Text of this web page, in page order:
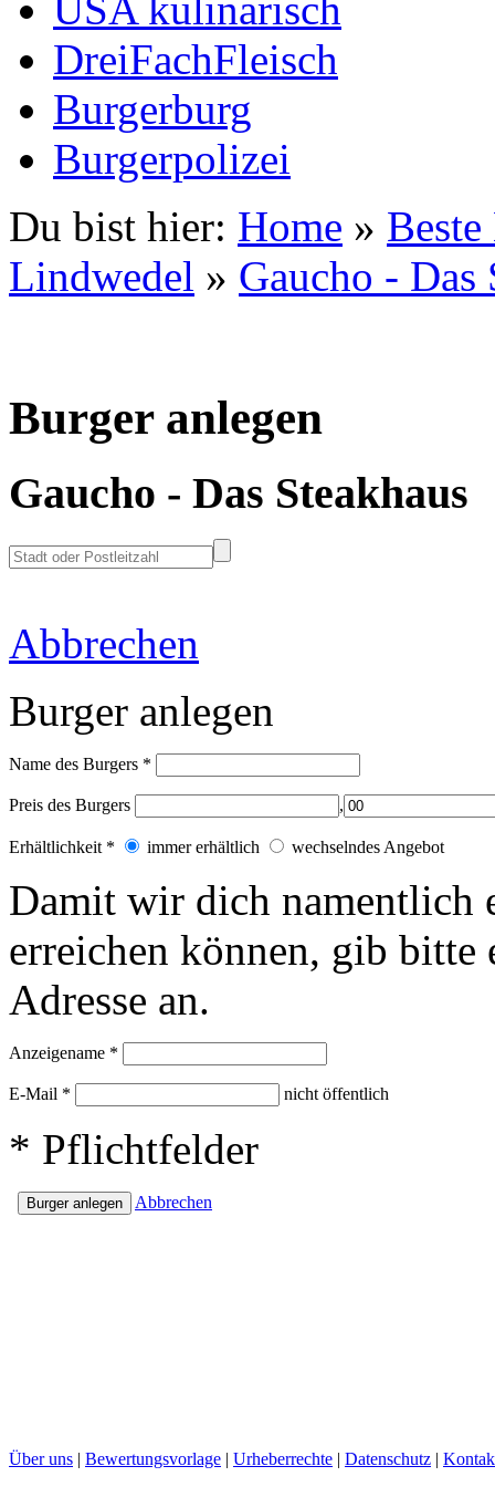
DreiFachFleisch
Burgerburg
Burgerpolizei
Du bist hier: Home »
Lindwedel » Gaucho - Das
Burger anlegen
Gaucho - Das Steakhaus
Abbrechen
Burger anlegen
Name des Burgers *
Preis des Burgers ,
Erhältlichkeit * immer erhältlich wechselndes Angebot
Damit wir dich namentlich
erreichen können, gib
Adresse an.
Anzeigename *
E-Mail * nicht öffentlich
* Pflichtfelder
Abbrechen
Über uns | Bewertungsvorlage | Urheberrechte | Datenschutz |